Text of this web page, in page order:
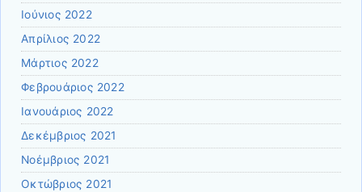
Ιούνιος 2022
Απρίλιος 2022
Μάρτιος 2022
Φεβρουάριος 2022
Ιανουάριος 2022
Δεκέμβριος 2021
Νοέμβριος 2021
Οκτώβριος 2021